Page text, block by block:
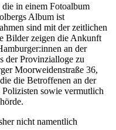
in einem Fotoalbum
Album ist
sind mit der zeitlichen
Bilder zeigen die Ankunft
an der
der Provinzialloge zu
Moorweidenstraße 36,
die Betroffenen an der
sowie vermutlich
nicht namentlich